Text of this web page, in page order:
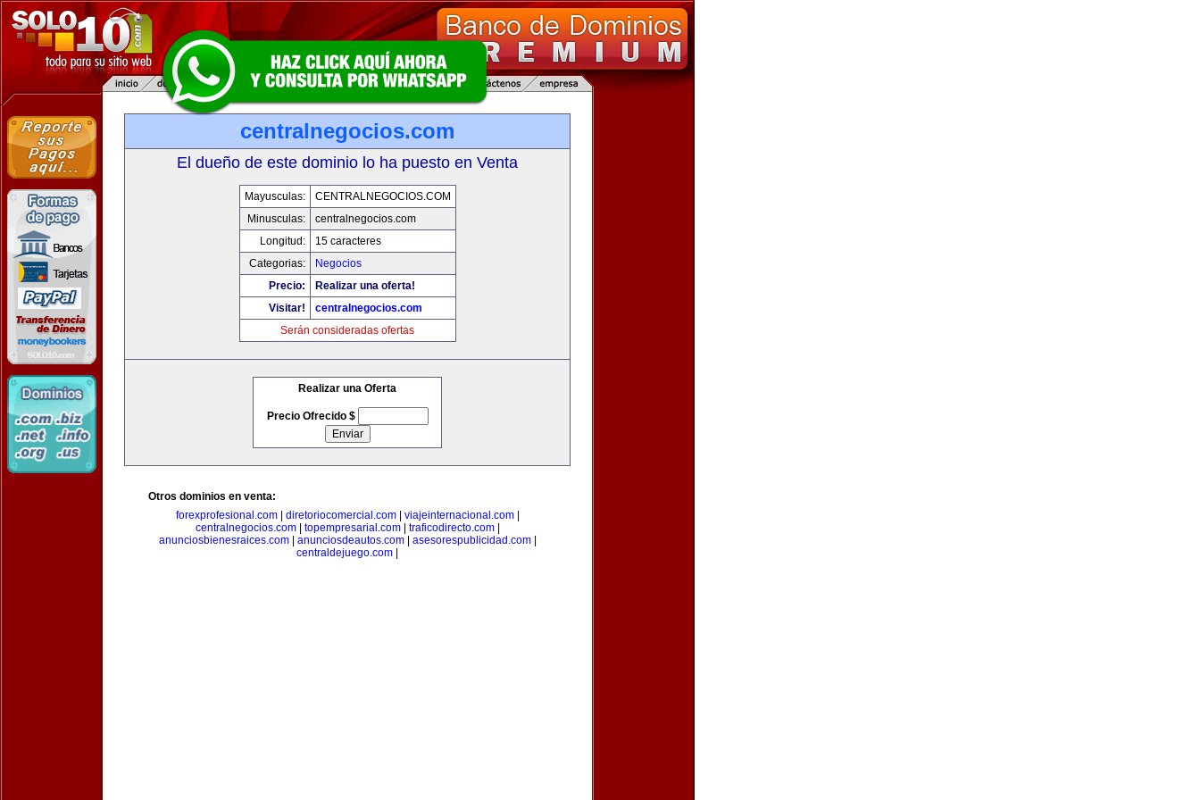
centralnegocios.com
El dueño de este dominio lo ha puesto en Venta
Mayusculas:
CENTRALNEGOCIOS.COM
Minusculas:
centralnegocios.com
Longitud:
15 caracteres
Categorias:
Negocios
Precio:
Realizar una oferta!
Visitar!
centralnegocios.com
Serán consideradas ofertas
Realizar una Oferta
Precio Ofrecido $
Otros dominios en venta:
forexprofesional.com| diretoriocomercial.com| viajeinternacional.com|
centralnegocios.com| topempresarial.com| traficodirecto.com|
anunciosbienesraices.com| anunciosdeautos.com| asesorespublicidad.com|
centraldejuego.com